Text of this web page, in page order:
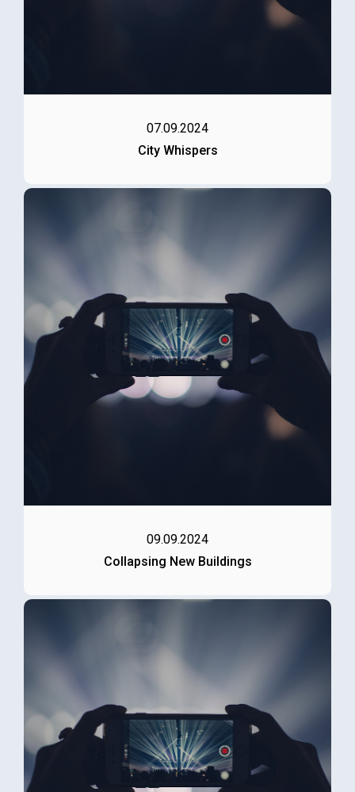
07.09.2024
City Whispers
09.09.2024
Collapsing New Buildings